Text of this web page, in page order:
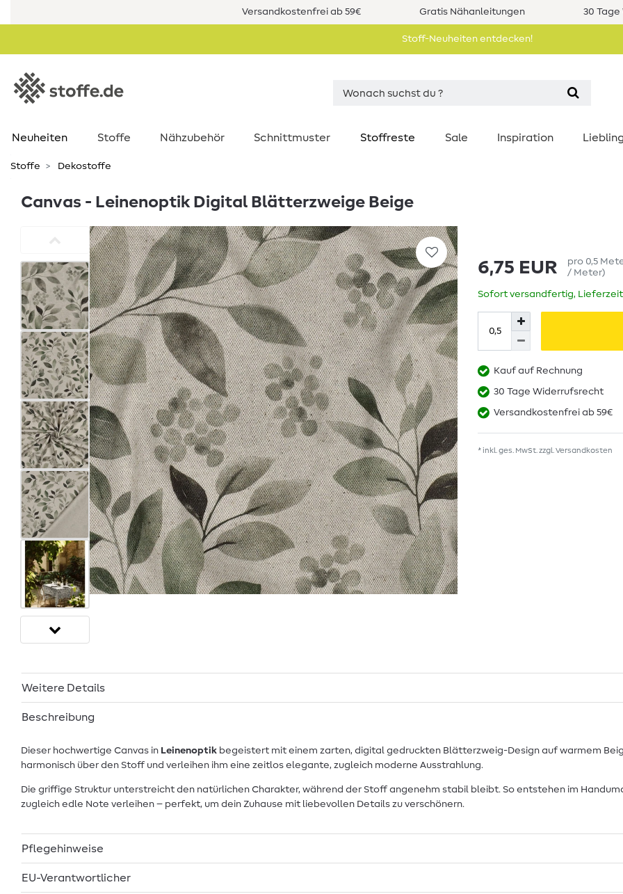
Versandkostenfrei ab 59€ Gratis Nähanleitungen 30
Stoff-Neuheiten entdecken!
Neuheiten Stoffe Nähzubehör Schnittmuster Stoffreste Sale Inspiration
Stoffe Dekostoffe
Canvas - Leinenoptik Digital Blätterzweige Beige
6,75 EUR pro 0,5
/ Meter)
Sofort versandfertig,
Kauf auf Rechnung
30 Tage Widerrufsrecht
Versandkostenfrei ab 59€
* inkl. ges. MwSt. zzgl. Versandkosten
Weitere Details
Beschreibung
Dieser hochwertige Canvas in Leinenoptik begeistert mit einem zarten, digital gedruckten Blätterzweig-Design auf warmem
harmonisch über den Stoff und verleihen ihm eine zeitlos elegante, zugleich moderne Ausstrahlung.
Die griffige Struktur unterstreicht den natürlichen Charakter, während der Stoff angenehm stabil bleibt. So entstehen im
zugleich edle Note verleihen – perfekt, um dein Zuhause mit liebevollen Details zu verschönern.
Pflegehinweise
EU-Verantwortlicher